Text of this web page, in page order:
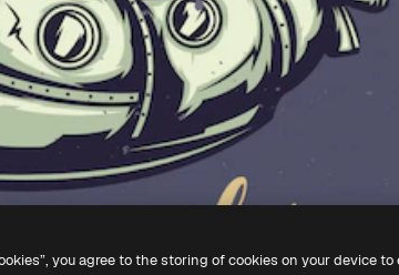
you agree to the storing of cookies on your device